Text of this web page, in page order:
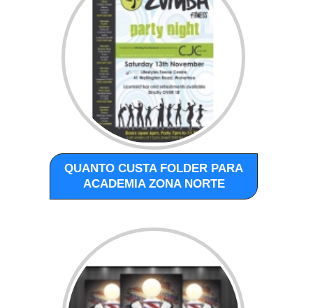
QUANTO CUSTA FOLDER PARA
ACADEMIA ZONA NORTE